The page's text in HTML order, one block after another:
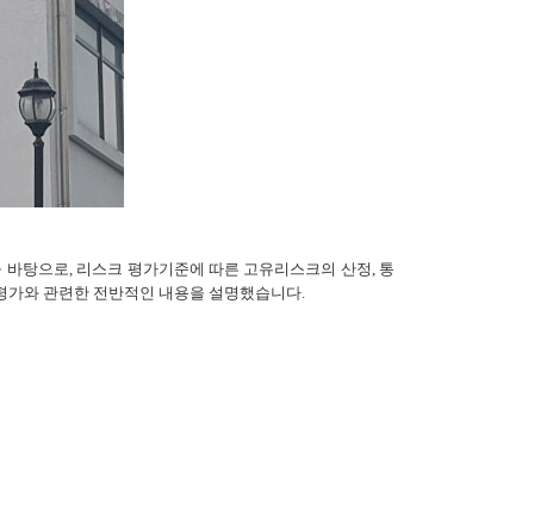
탕으로, 리스크 평가기준에 따른 고유리스크의 산정, 통
와 관련한 전반적인 내용을 설명했습니다.